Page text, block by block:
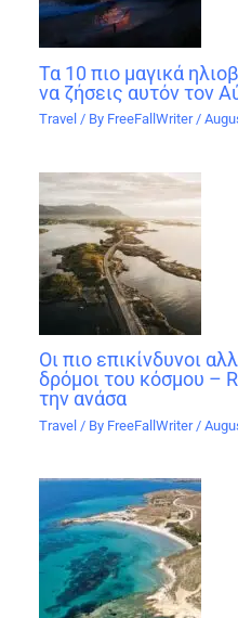
Τα 10 πιο μαγικά
να ζήσεις αυτόν τον
Travel / By FreeFallWriter/
Οι πιο επικίνδυνοι
δρόμοι του κόσμου –
την ανάσα
Travel / By FreeFallWriter /